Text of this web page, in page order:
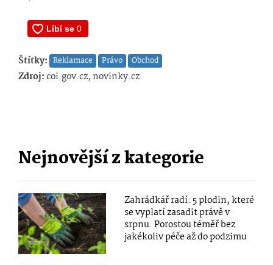
Štítky: Reklamace Právo Obchod
Zdroj:coi.gov.cz, novinky.cz
Nejnovější z kategorie
Zahrádkář radí: 5 plodin, které
se vyplatí zasadit právě v
srpnu. Porostou téměř bez
jakékoliv péče až do podzimu